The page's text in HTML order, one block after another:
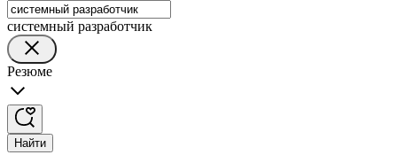
системный разработчик
Резюме
Найти